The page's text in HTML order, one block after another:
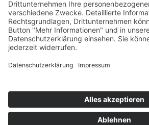
© 2026 ASB-Kreisverband Göttingen-Land